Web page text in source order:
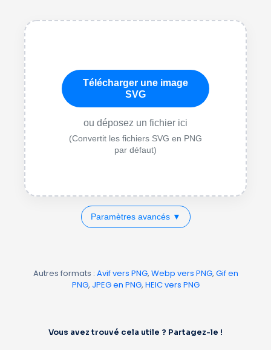
Télécharger une image
SVG
ou déposez un fichier ici
(Convertit les fichiers SVG en PNG
par défaut)
Paramètres avancés ▼
Autres formats : Avif vers PNG, Webp vers PNG, Gif en
PNG, JPEG en PNG, HEIC vers PNG
Vous avez trouvé cela utile ? Partagez-le !